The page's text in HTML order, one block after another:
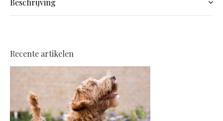
Beschrijving
Recente artikelen